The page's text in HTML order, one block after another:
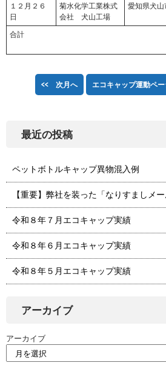
１２月２６
日
菊水化学工業株式
会社 犬山工場
愛知県犬山
合計
<< 次月へ エコキャップ運動ペ
最近の投稿
ペットボトルキャップ異物混入例
【重要】弊社を装った「なりすましメ
令和８年７月エコキャップ実績
令和８年６月エコキャップ実績
令和８年５月エコキャップ実績
アーカイブ
アーカイブ